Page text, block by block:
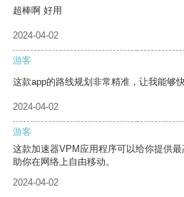
超棒啊 好用
2024-04-02
游客
这款app的路线规划非常精准，让我能够
2024-04-02
游客
这款加速器VPM应用程序可以给你提供
助你在网络上自由移动。
2024-04-02